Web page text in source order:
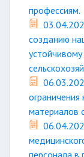
профессиям.
созданию
материалов
персонала в